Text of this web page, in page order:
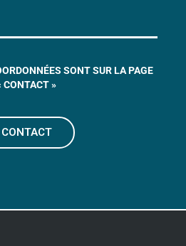
SONT SUR LA PAGE
CONTACT »
CONTACT